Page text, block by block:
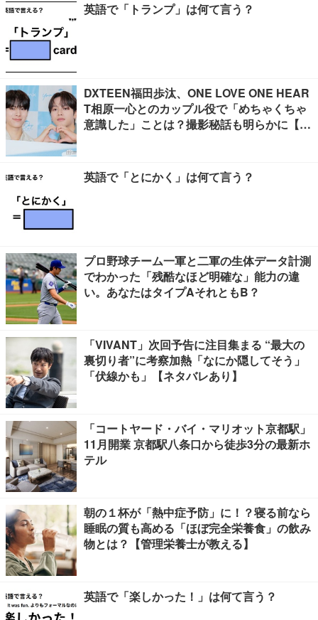
英語で「トランプ」は何て言う？
DXTEEN福田歩汰、ONE LOVE ONE HEAR
T相原一心とのカップル役で「めちゃくちゃ
意識した」ことは？撮影秘話も明らかに【Y
英語で「とにかく」は何て言う？
プロ野球チーム一軍と二軍の生体データ計測
でわかった「残酷なほど明確な」能力の違
い。あなたはタイプAそれともB？
「VIVANT」次回予告に注目集まる “最大の
裏切り者”に考察加熱「なにか隠してそう」
「伏線かも」【ネタバレあり】
「コートヤード・バイ・マリオット京都駅」
11月開業 京都駅八条口から徒歩3分の最新ホ
テル
朝の１杯が「熱中症予防」に！？寝る前なら
睡眠の質も高める「ほぼ完全栄養食」の飲み
物とは？【管理栄養士が教える】
英語で「楽しかった！」は何て言う？